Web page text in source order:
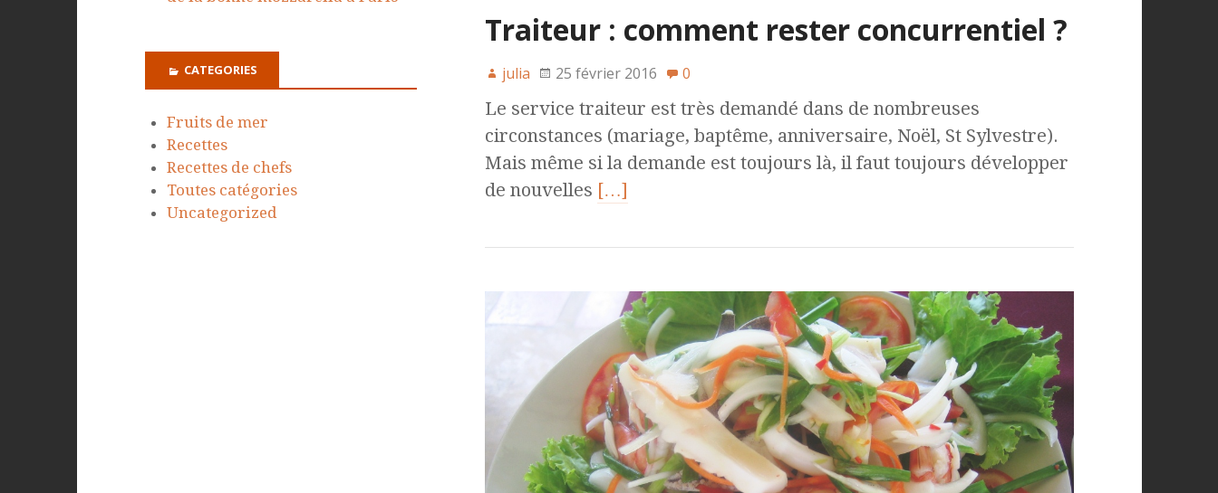
Traiteur : comment rester concurrentiel ?
julia 25 février 2016 0
Le service traiteur est très demandé dans de nombreuses
circonstances (mariage, baptême, anniversaire, Noël, St Sylvestre).
Mais même si la demande est toujours là, il faut toujours développer
de nouvelles […]
CATEGORIES
Fruits de mer
Recettes
Recettes de chefs
Toutes catégories
Uncategorized